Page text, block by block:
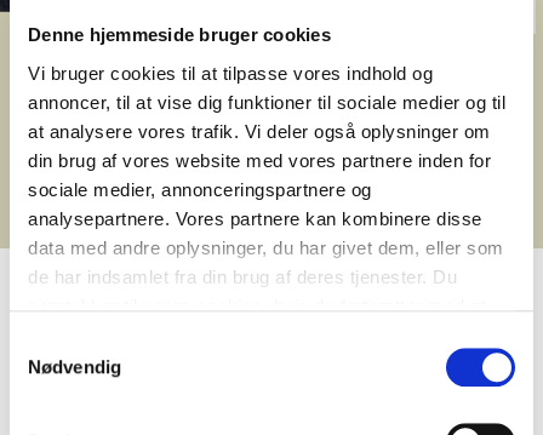
Denne hjemmeside bruger cookies
Vi bruger cookies til at tilpasse vores indhold og
annoncer, til at vise dig funktioner til sociale medier og til
at analysere vores trafik. Vi deler også oplysninger om
din brug af vores website med vores partnere inden for
sociale medier, annonceringspartnere og
analysepartnere. Vores partnere kan kombinere disse
data med andre oplysninger, du har givet dem, eller som
de har indsamlet fra din brug af deres tjenester. Du
Nødvendig
Graven 24-26
I Graven 24-26 finder du fire værelser og en 3-
værelses lejlighed på adressen Graven 24-26,
8000 Aarhus – midt i det stemningsfulde
Latinerkvarter.
mest stemningsfulde kvarterer. Her ligger